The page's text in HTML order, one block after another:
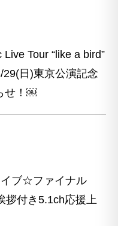
Tour “like a bird”
29(日)東京公演記念
せ！￼
イブ☆ファイナル
拶付き5.1ch応援上